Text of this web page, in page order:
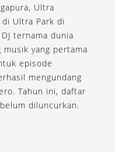
Ultra
di Ultra Park di
ternama dunia
yang pertama
episode
mengundang
Tahun ini, daftar
diluncurkan.